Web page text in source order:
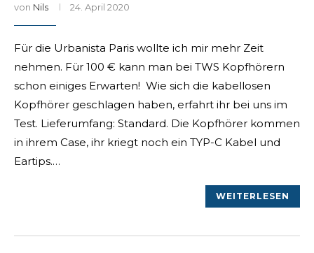
von Nils 24. April 2020
Für die Urbanista Paris wollte ich mir mehr Zeit
nehmen. Für 100 € kann man bei TWS Kopfhörern
schon einiges Erwarten! Wie sich die kabellosen
Kopfhörer geschlagen haben, erfahrt ihr bei uns im
Test. Lieferumfang: Standard. Die Kopfhörer kommen
in ihrem Case, ihr kriegt noch ein TYP-C Kabel und
Eartips.…
WEITERLESEN